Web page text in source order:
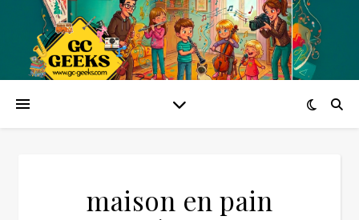
maison en pain